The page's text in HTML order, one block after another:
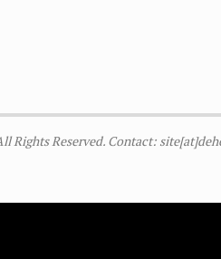
Rights Reserved. Contact: